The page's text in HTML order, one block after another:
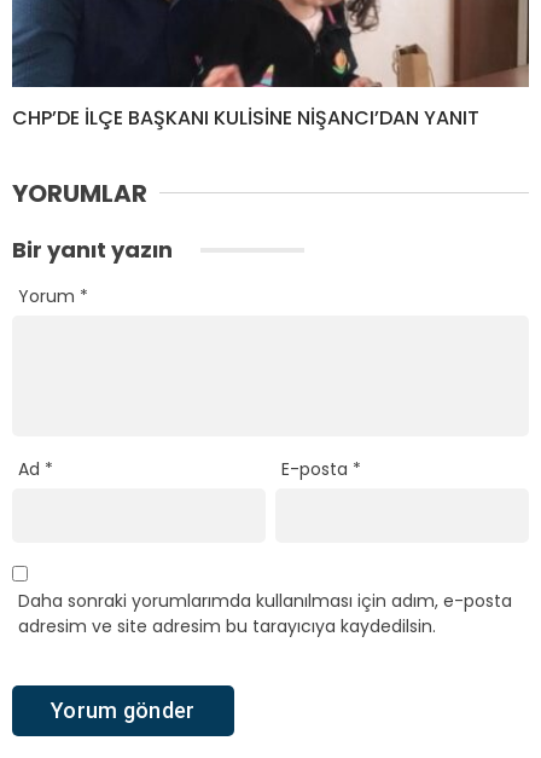
CHP’DE İLÇE BAŞKANI KULİSİNE NİŞANCI’DAN YANIT
YORUMLAR
Bir yanıt yazın
Yorum *
Ad * E-posta *
Daha sonraki yorumlarımda kullanılması için adım, e-posta
adresim ve site adresim bu tarayıcıya kaydedilsin.